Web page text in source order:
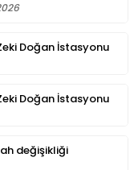
Doğan İstasyonu
Doğan İstasyonu
değişikliği